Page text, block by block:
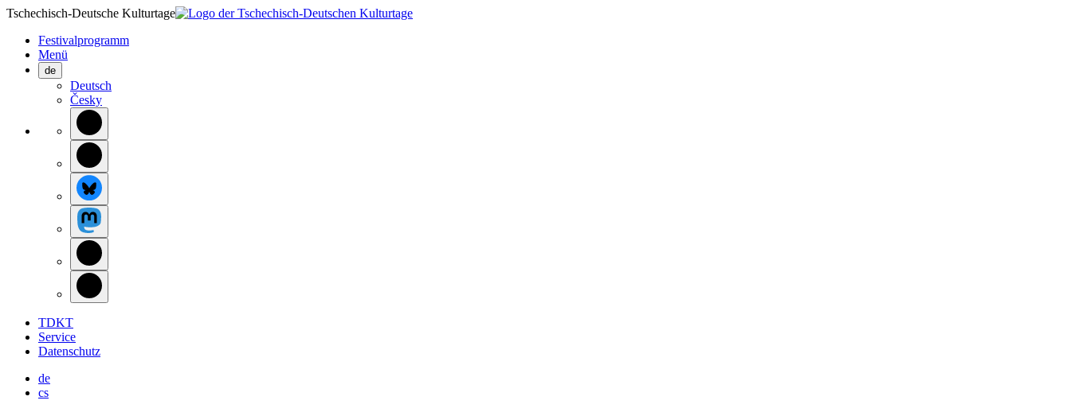
Tschechisch-Deutsche Kulturtage
Festivalprogramm
Menü
de
Deutsch
Česky
TDKT
Service
Datenschutz
de
cs